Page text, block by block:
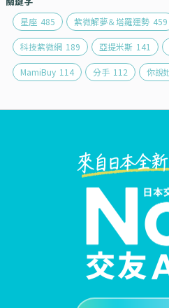
星座 485 紫微解夢＆塔羅運勢 459
科技紫微網 189 亞提米斯 141
MamiBuy 114 分手 112 你說